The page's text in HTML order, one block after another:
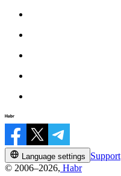
Language settings
Support
© 2006–2026, Habr